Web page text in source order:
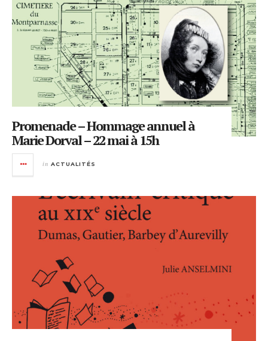
Promenade – Hommage annuel à
Marie Dorval – 22 mai à 15h
in ACTUALITÉS